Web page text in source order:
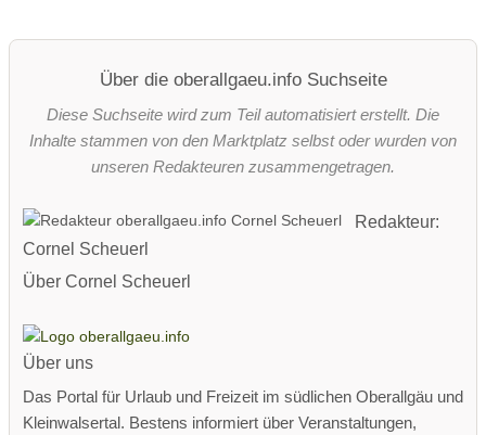
Über die oberallgaeu.info Suchseite
Diese Suchseite wird zum Teil automatisiert erstellt. Die
Inhalte stammen von den Marktplatz selbst oder wurden von
unseren Redakteuren zusammengetragen.
Redakteur:
Cornel Scheuerl
Über Cornel Scheuerl
Über uns
Das Portal für Urlaub und Freizeit im südlichen Oberallgäu und
Kleinwalsertal. Bestens informiert über Veranstaltungen,